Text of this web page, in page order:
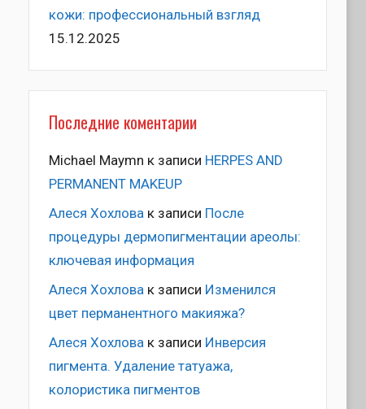
кожи: профессиональный взгляд
15.12.2025
Последние коментарии
Michael Maymn к записи HERPES AND
PERMANENT MAKEUP
Алеся Хохловак записи После
процедуры дермопигментации ареолы:
ключевая информация
Алеся Хохлова к записи Изменился
цвет перманентного макияжа?
Алеся Хохлова к записи Инверсия
пигмента. Удаление татуажа,
колористика пигментов